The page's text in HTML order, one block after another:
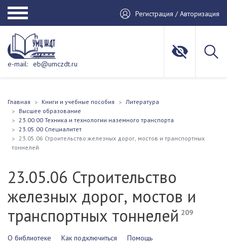
Регистрация / Авторизация
e-mail: eb@umczdt.ru
Главная Книги и учебные пособия
Литература
Высшее образование
23.00.00 Техника и технологии наземного транспорта
23.05.00 Специалитет
23.05.06 Строительство железных дорог, мостов и транспортных
тоннелей
23.05.06 Строительство
железных дорог, мостов и
транспортных тоннелей209
О библиотеке Как подключиться Помощь